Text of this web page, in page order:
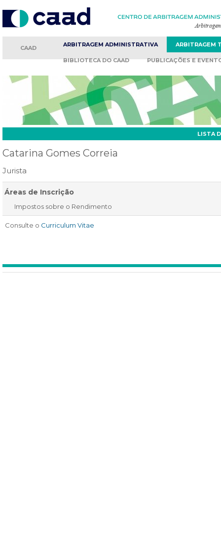
CAAD ARBITRAGEM ADMINISTRATIVA ARBITRAGEM
BIBLIOTECA DO CAAD PUBLICAÇÕES E
LISTA
Catarina Gomes Correia
Jurista
Áreas de Inscrição
Impostos sobre o Rendimento
Consulte o Curriculum Vitae